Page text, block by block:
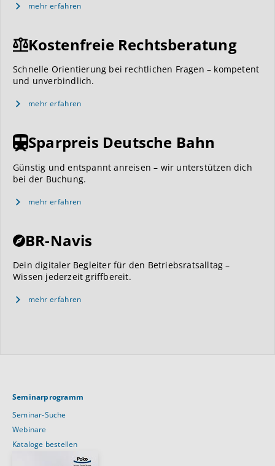
mehr erfahren
Kostenfreie Rechtsberatung
Schnelle Orientierung bei rechtlichen Fragen – kompetent
und unverbindlich.
mehr erfahren
Sparpreis Deutsche Bahn
Günstig und entspannt anreisen – wir unterstützen dich
bei der Buchung.
mehr erfahren
BR-Navis
Dein digitaler Begleiter für den Betriebsratsalltag –
Wissen jederzeit griffbereit.
mehr erfahren
Seminarprogramm
Seminar-Suche
Webinare
Kataloge bestellen